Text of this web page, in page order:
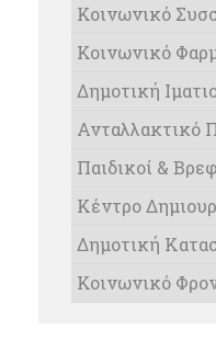
Κοινωνικό
Κοινωνικό
Δημοτική
Ανταλλακτικό
Παιδικοί &
Κέντρο
Δημοτική
Κοινωνικό